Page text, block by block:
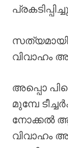
വിവാഹം
അപ്പൊ
മുമ്പേ
നോക്കൽ
വിവാഹം